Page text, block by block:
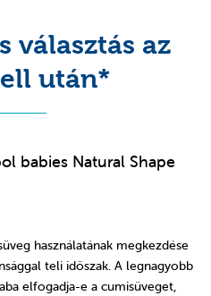
választás az
után*
babies Natural Shape
használatának megkezdése
teli időszak. A legnagyobb
elfogadja-e a cumisüveget,